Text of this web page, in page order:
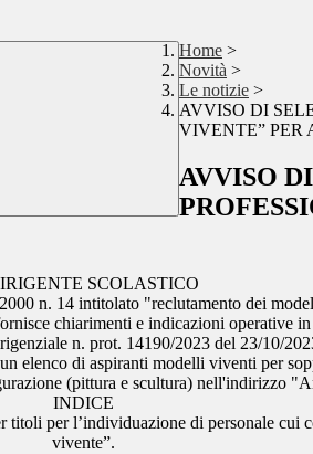
Home >
Novità >
Le notizie >
AVVISO DI
VIVENTE” PER
AVVISO
SCOLASTICO
n. 14 intitolato "reclutamento dei
chiarimenti e indicazioni operative
n. prot. 14190/2023 del 23/10/
elenco di aspiranti modelli viventi per
(pittura e scultura) nell'indirizzo
INDICE
per l’individuazione di personale cui
vivente”.